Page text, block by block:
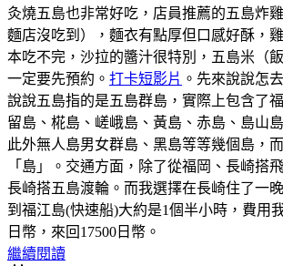
灸燒五島也非常好吃，店員推薦的五島炸
麵店沒吃到），麵衣有點厚但口感好酥，
本吃不完，沙拉的醬汁很特別，五島米（
一定要先預約。 打卡短影片 。先來說說怎
說說五島指的是五島群島，實際上包含了
留島、椛島、嵯峨島、黃島、赤島、島山
此外無人島男女群島、黑島等等幾個島，
「島」。交通方面，除了從福岡、長崎搭
長崎搭五島渡輪。而我選擇在長崎住了一
到福江島(快速船)大約是1個半小時，費用
日幣，來回17500日幣。
繼續閱讀